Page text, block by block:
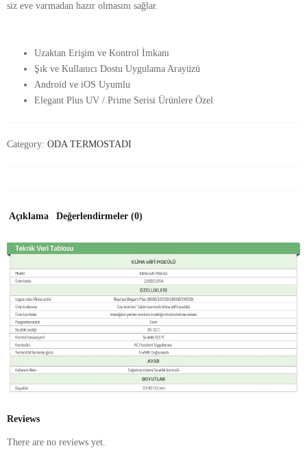
siz eve varmadan hazır olmasını sağlar.
Uzaktan Erişim ve Kontrol İmkanı
Şık ve Kullanıcı Dostu Uygulama Arayüzü
Android ve iOS Uyumlu
Elegant Plus UV / Prime Serisi Ürünlere Özel
Category: ODA TERMOSTADI
Açıklama Değerlendirmeler (0)
Reviews
There are no reviews yet.